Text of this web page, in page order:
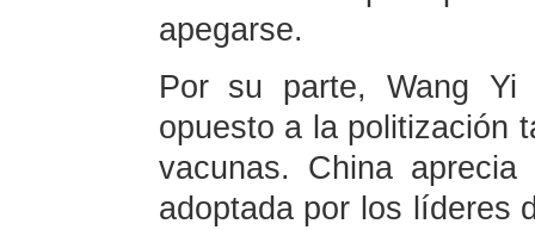
apegarse.
Por su parte, Wang
opuesto a la politización
vacunas. China
adoptada por los líderes